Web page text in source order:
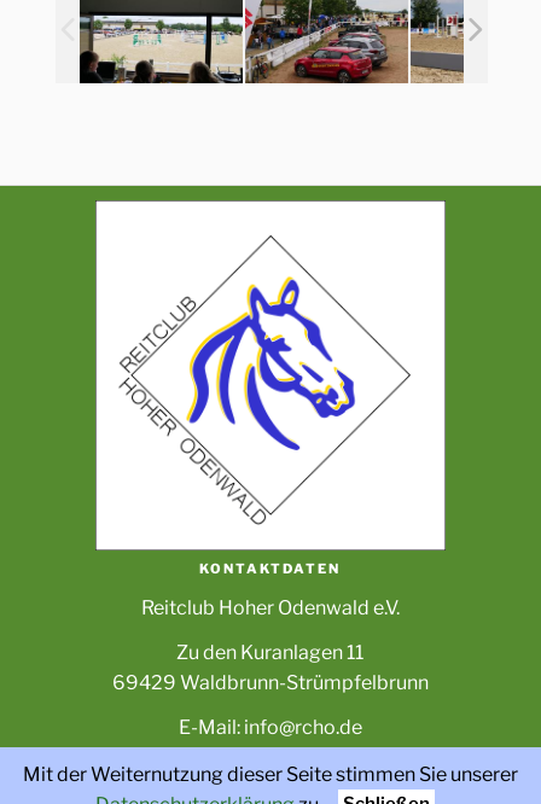
KONTAKTDATEN
Reitclub Hoher Odenwald e.V.
Zu den Kuranlagen 11
69429 Waldbrunn-Strümpfelbrunn
E-Mail: info@rcho.de
IMPRESSUM
1982 - 2026 © RCHO.DE
Mit der Weiternutzung dieser Seite stimmen Sie unserer